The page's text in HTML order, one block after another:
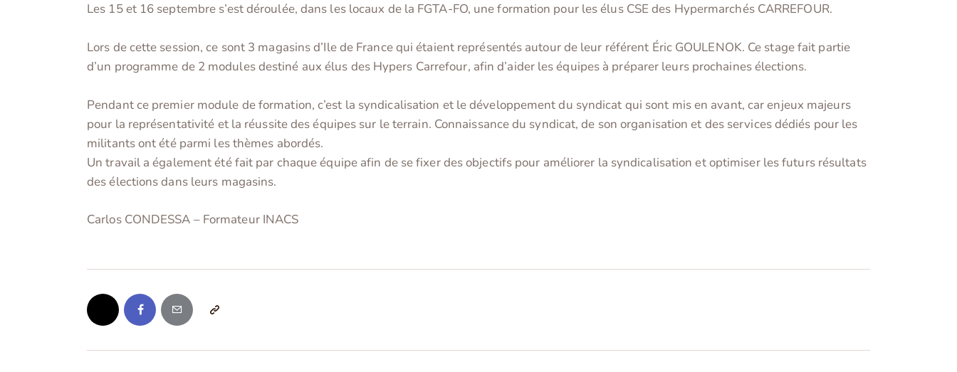
Les 15 et 16 septembre s’est déroulée, dans les locaux de la FGTA-FO, une formation pour les élus CSE des Hypermarchés CARREFOUR.
Lors de cette session, ce sont 3 magasins d’Ile de France qui étaient représentés autour de leur référent Éric GOULENOK. Ce stage fait partie
d’un programme de 2 modules destiné aux élus des Hypers Carrefour, afin d’aider les équipes à préparer leurs prochaines élections.
Pendant ce premier module de formation, c’est la syndicalisation et le développement du syndicat qui sont mis en avant, car enjeux majeurs
pour la représentativité et la réussite des équipes sur le terrain. Connaissance du syndicat, de son organisation et des services dédiés pour les
militants ont été parmi les thèmes abordés.
Un travail a également été fait par chaque équipe afin de se fixer des objectifs pour améliorer la syndicalisation et optimiser les futurs résultats
des élections dans leurs magasins.
Carlos CONDESSA – Formateur INACS